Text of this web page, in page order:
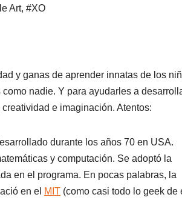
Art, #XO
y ganas de aprender innatas de los
nadie. Y para ayudarles a
e imaginación. Atentos:
durante los años 70 en USA.
y computación. Se adoptó la
en el programa. En pocas palabras, la
en el MIT (como casi todo lo geek de